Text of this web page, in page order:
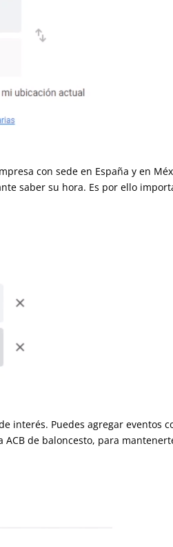
saber su hora. Es por
liga ACB de baloncesto, para